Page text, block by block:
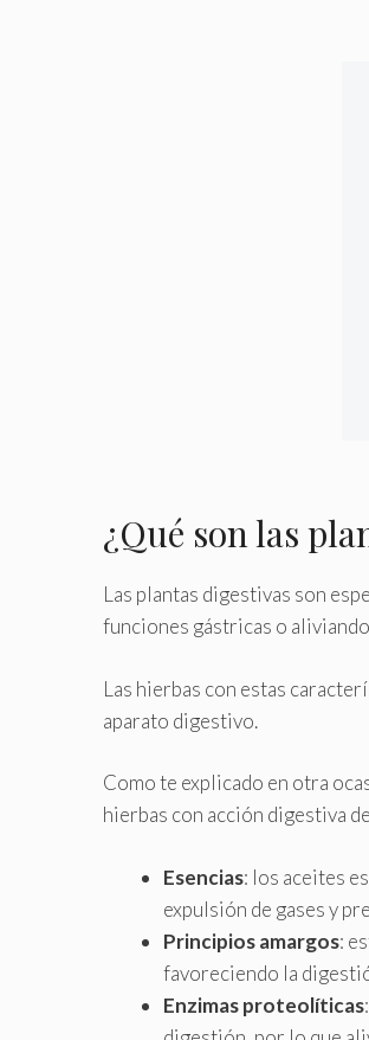
¿Qué son las
Las plantas digestivas son
funciones gástricas o
Las hierbas con estas
aparato digestivo.
Como te explicado en otra
hierbas con acción digestiva
Esencias: los aceites
expulsión de gases y
Principios amargos:
favoreciendo la
Enzimas proteolíticas